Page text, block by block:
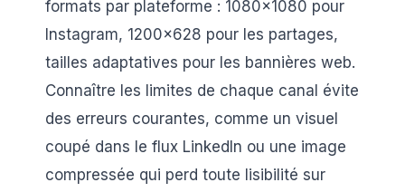
formats par plateforme : 1080×1080 pour
Instagram, 1200×628 pour les partages,
tailles adaptatives pour les bannières web.
Connaître les limites de chaque canal évite
des erreurs courantes, comme un visuel
coupé dans le flux LinkedIn ou une image
compressée qui perd toute lisibilité sur